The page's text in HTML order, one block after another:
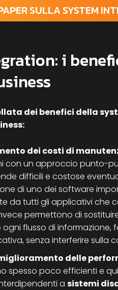
SULLA SYSTEM
i
dei benefici della
dei costi di
con un approccio punto-
difficili e costose
di uno dei software
da tutti gli applicativi che
permettono di
flusso di informazione,
senza interferire sulla
delle
spesso poco efficienti e
a sistemi